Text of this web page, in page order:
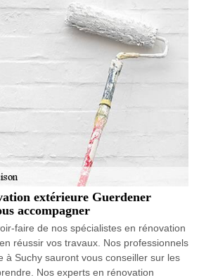
extérieure Guerdener
accompagner
faire de nos spécialistes en rénovation
réussir vos travaux. Nos professionnels
à Suchy sauront vous conseiller sur les
Nos experts en rénovation